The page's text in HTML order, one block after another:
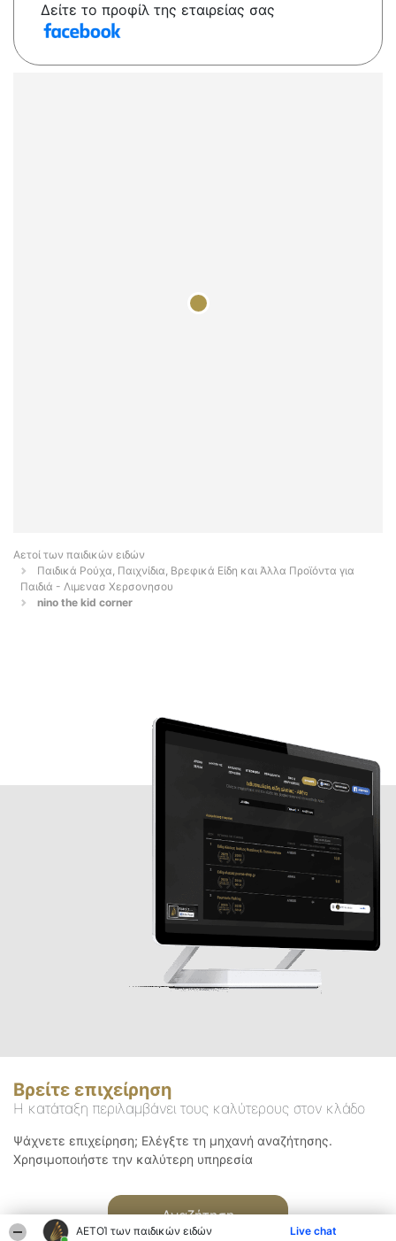
ΑΕΤΟΊ των παιδικών ειδών Live chat
Δείτε το προφίλ της εταιρείας σας
Αετοί των παιδικών ειδών
Παιδικά Ρούχα, Παιχνίδια, Βρεφικά Είδη και Άλλα Προϊόντα για
Παιδιά - Λιμενασ Χερσονησου
nino the kid corner
Βρείτε επιχείρηση
Η κατάταξη περιλαμβάνει τους καλύτερους στον κλάδο
Ψάχνετε επιχείρηση; Ελέγξτε τη μηχανή αναζήτησης.
Χρησιμοποιήστε την καλύτερη υπηρεσία
Αναζήτηση